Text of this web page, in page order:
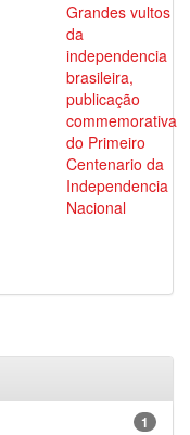
Grandes vultos
da
independencia
brasileira,
publicação
commemorativa
do Primeiro
Centenario da
Independencia
Nacional
1